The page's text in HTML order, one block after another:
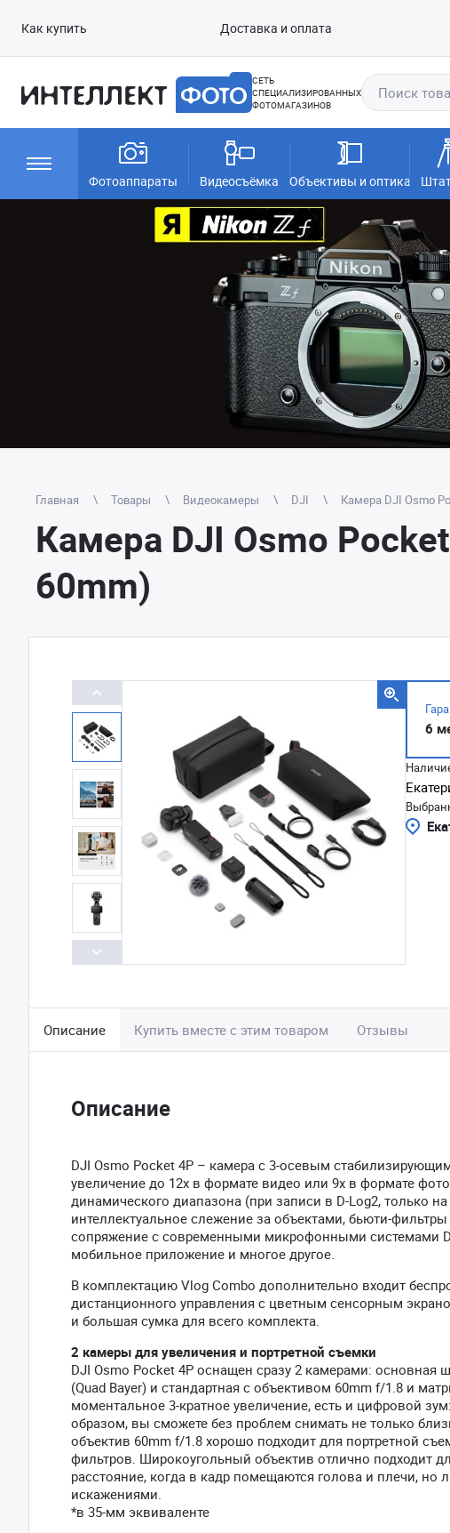
Как купить Доставка и оплата
СЕТЬ
СПЕЦИАЛИЗИРОВАННЫХ
ФОТОМАГАЗИНОВ
Фотоаппараты Видеосъёмка Объективы и оптика
Главная Товары Видеокамеры DJI Камера DJI Osmo
Камера DJI Osmo
60mm)
6
Описание Купить вместе с этим товаром Отзывы
Описание
DJI Osmo Pocket 4P – камера с 3-осевым
увеличение до 12х в формате видео или 9х в формате
динамического диапазона (при записи в D-Log2, только
интеллектуальное слежение за объектами, бьюти-
сопряжение с современными микрофонными системами
мобильное приложение и многое другое.
В комплектацию Vlog Combo дополнительно входит
дистанционного управления с цветным сенсорным
и большая сумка для всего комплекта.
2 камеры для увеличения и портретной съемки
DJI Osmo Pocket 4P оснащен сразу 2 камерами: основная
(Quad Bayer) и стандартная с объективом 60mm f/1.8 и
моментальное 3-кратное увеличение, есть и цифровой
образом, вы сможете без проблем снимать не только
объектив 60mm f/1.8 хорошо подходит для портретной
фильтров. Широкоугольный объектив отлично подходит
расстояние, когда в кадр помещаются голова и плечи,
искажениями.
*в 35-мм эквиваленте